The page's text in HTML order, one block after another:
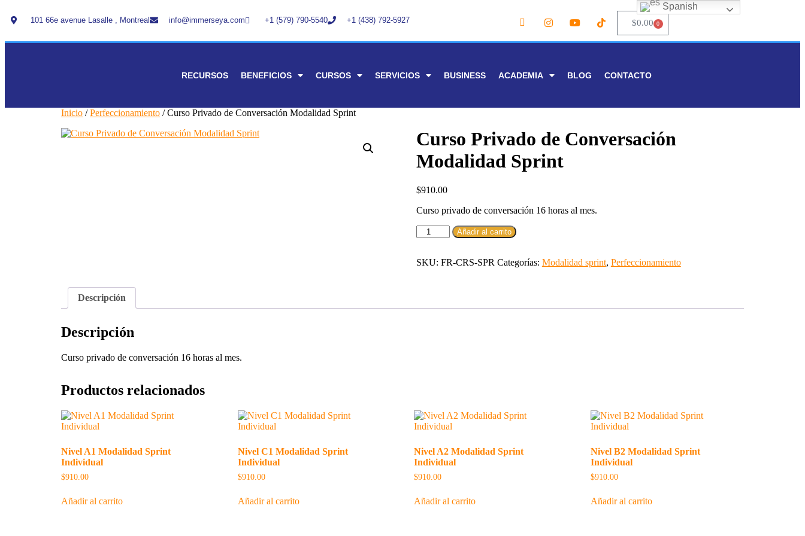
101 66e avenue Lasalle , Montreal info@immerseya.com +1 (579) 790-5540 +1 (438) 792-5927 $0.00 0
RECURSOS BENEFICIOS CURSOS SERVICIOS BUSINESS ACADEMIA BLOG CONTACTO
Inicio /Perfeccionamiento / Curso Privado de Conversación Modalidad Sprint
Curso Privado de Conversación
Modalidad Sprint
$910.00
Curso privado de conversación 16 horas al mes.
Añadir al carrito
SKU: FR-CRS-SPR Categorías: Modalidad sprint, Perfeccionamiento
Descripción
Descripción
Curso privado de conversación 16 horas al mes.
Productos relacionados
Nivel A1 Modalidad Sprint
Individual
$910.00
Añadir al carrito
Nivel C1 Modalidad Sprint
Individual
$910.00
Añadir al carrito
Nivel A2 Modalidad Sprint
Individual
$910.00
Añadir al carrito
Nivel B2 Modalidad Sprint
Individual
$910.00
Añadir al carrito
Spanish